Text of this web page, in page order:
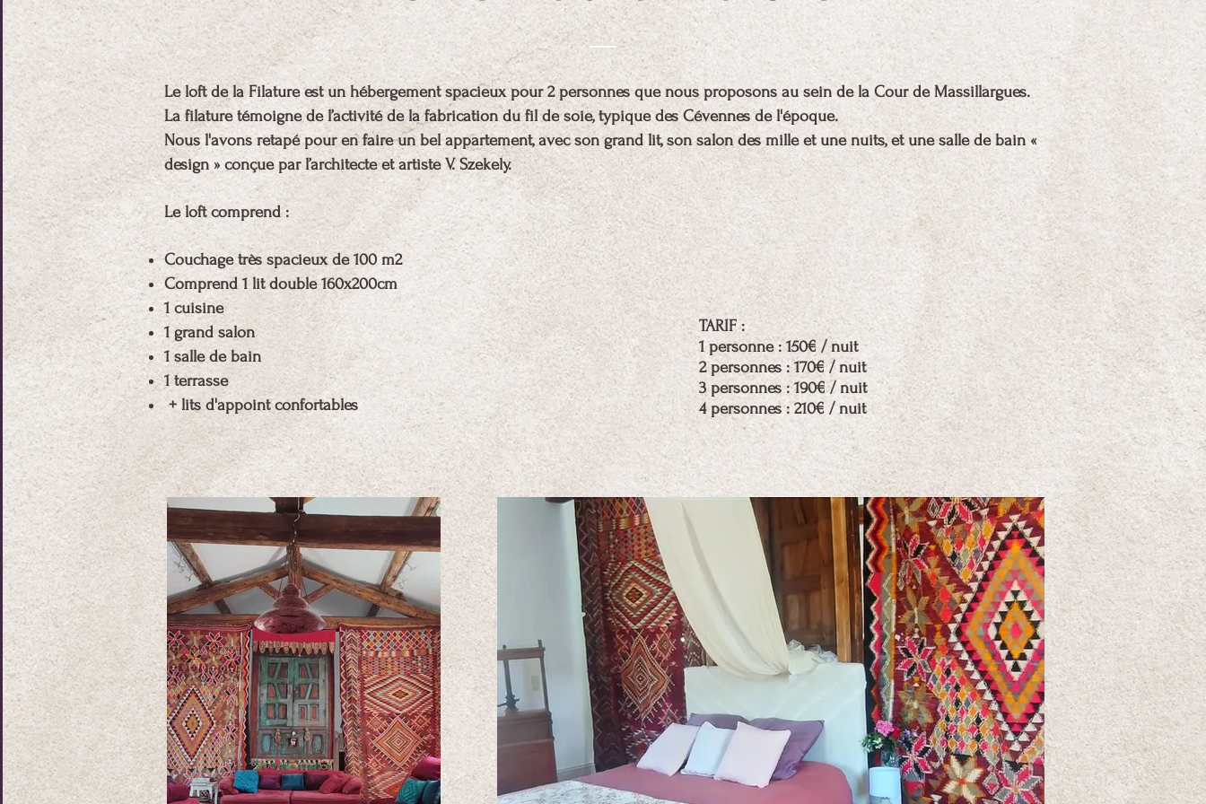
Le loft de la Filature est un hébergement spacieux pour 2 personnes que nous proposons au sein de la Cour de Massillargues.
La filature témoigne de l’activité de la fabrication du fil de soie, typique des Cévennes de l'époque.
Nous l'avons retapé pour en faire un bel appartement, avec son grand lit, son salon des mille et une nuits, et une salle de bain «
design » conçue par l’architecte et artiste V. Szekely.
Le loft comprend :
Couchage très spacieux de 100 m2
Comprend 1 lit double 160x200cm
1 cuisine
1 grand salon
1 salle de bain
1 terrasse
+ lits d'appoint confortables
TARIF :
1 personne : 150€ / nuit
2 personnes : 170€ / nuit
3 personnes : 190€ / nuit
4 personnes : 210€ / nuit